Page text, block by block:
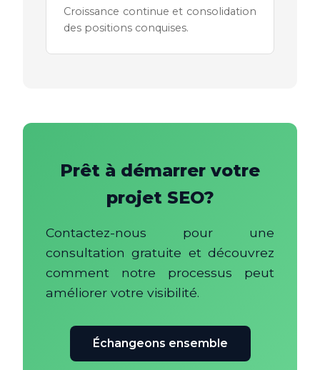
Croissance continue et consolidation
des positions conquises.
Prêt à démarrer votre
projet SEO?
Contactez-nous pour une
consultation gratuite et découvrez
comment notre processus peut
améliorer votre visibilité.
Échangeons ensemble